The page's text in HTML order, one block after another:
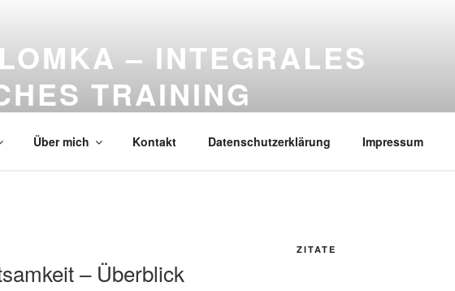
– INTEGRALES
TRAINING
Über mich Kontakt Datenschutzerklärung Impressum
– Überblick
ZITATE